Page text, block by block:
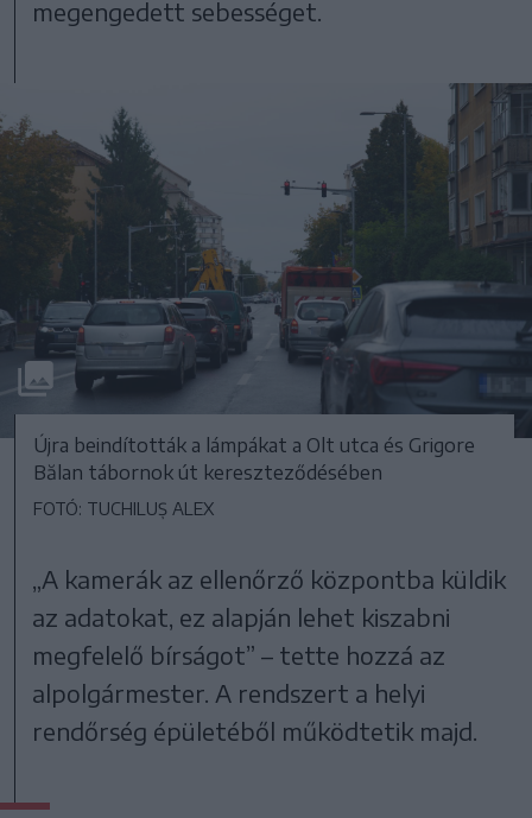
megengedett sebességet.
Újra beindították a lámpákat a Olt utca és Grigore
Bălan tábornok út kereszteződésében
FOTÓ: TUCHILUȘ ALEX
„A kamerák az ellenőrző központba küldik
az adatokat, ez alapján lehet kiszabni
megfelelő bírságot” – tette hozzá az
alpolgármester. A rendszert a helyi
rendőrség épületéből működtetik majd.